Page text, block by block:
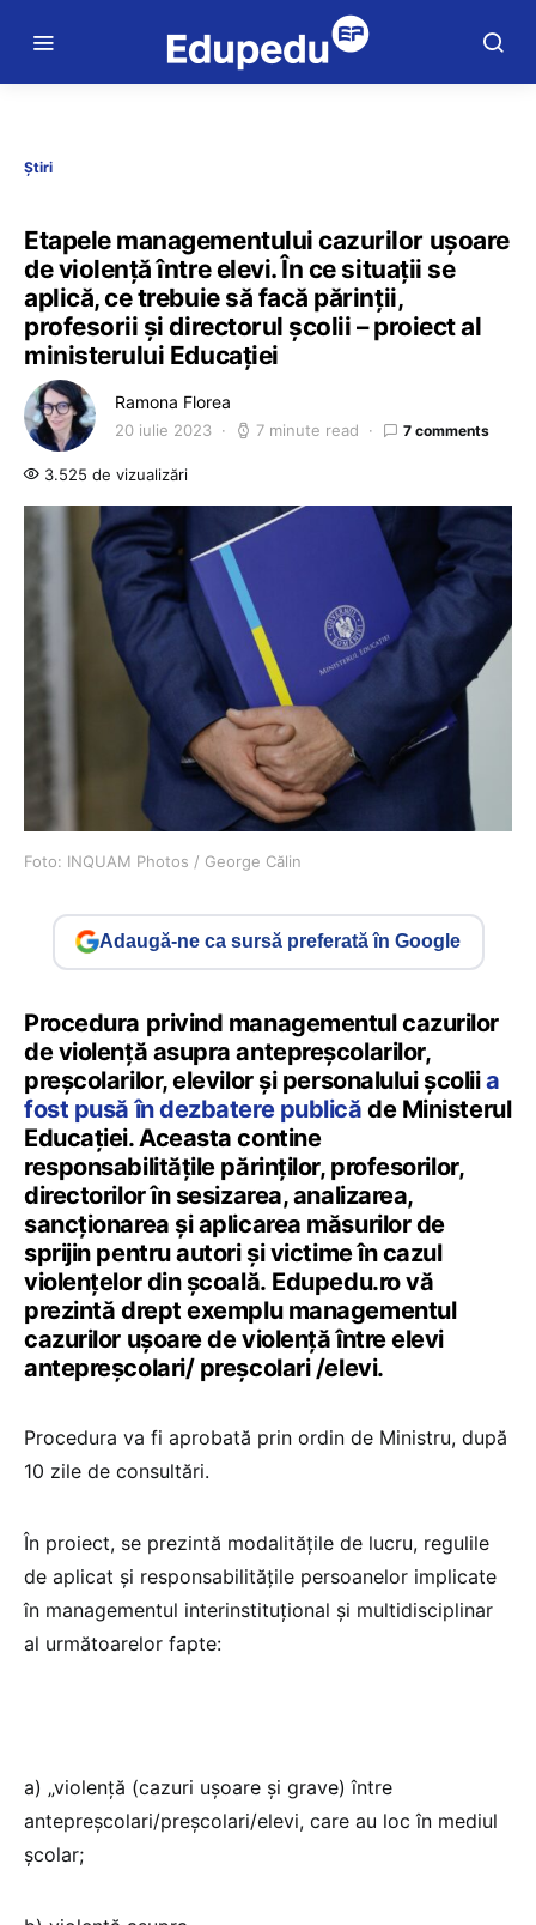
Știri
Etapele managementului cazurilor ușoare
de violență între elevi. În ce situații se
aplică, ce trebuie să facă părinții,
profesorii și directorul școlii – proiect al
ministerului Educației
Ramona Florea
20 iulie 2023 7 minute read 7 comments
3.525 de vizualizări
Foto: INQUAM Photos / George Călin
Adaugă-ne ca sursă preferată în Google
Procedura privind managementul cazurilor
de violență asupra antepreșcolarilor,
preșcolarilor, elevilor și personalului școliia
fost pusă în dezbatere publică de Ministerul
Educației. Aceasta contine
responsabilitățile părinților, profesorilor,
directorilor în sesizarea, analizarea,
sancționarea și aplicarea măsurilor de
sprijin pentru autori și victime în cazul
violențelor din școală. Edupedu.ro vă
prezintă drept exemplu managementul
cazurilor ușoare de violență între elevi
antepreșcolari/ preșcolari /elevi.
Procedura va fi aprobată prin ordin de Ministru, după
10 zile de consultări.
În proiect, se prezintă modalitățile de lucru, regulile
de aplicat și responsabilitățile persoanelor implicate
în managementul interinstituțional şi multidisciplinar
al următoarelor fapte:
a) „violență (cazuri ușoare și grave) între
antepreșcolari/preșcolari/elevi, care au loc în mediul
școlar;